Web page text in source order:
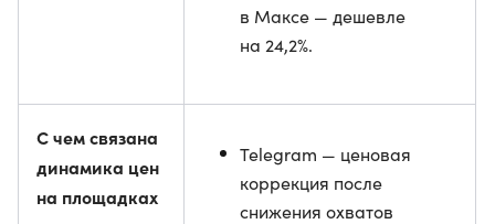
в Максе — дешевле
на 24,2%.
С чем связана
динамика цен
на площадках
Telegram — ценовая
коррекция после
снижения охватов